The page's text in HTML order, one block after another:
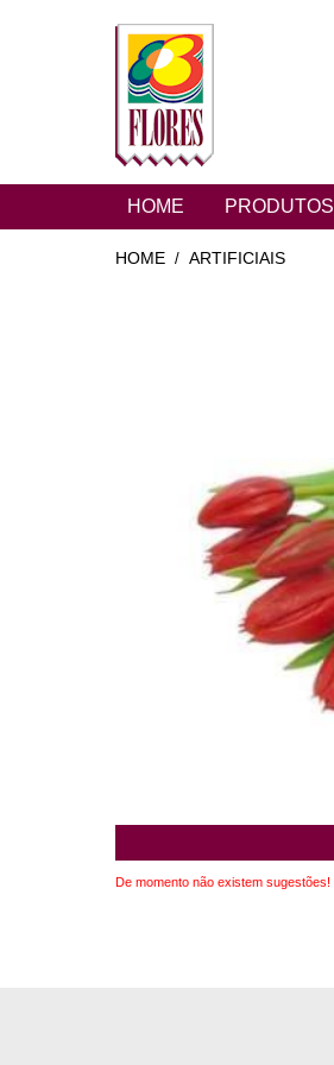
HOME PRODUTOS
HOME / ARTIFICIAIS
De momento não existem sugestões!